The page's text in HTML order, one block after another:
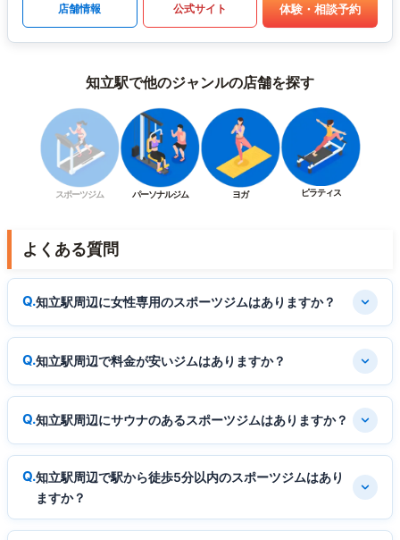
店舗情報 公式サイト 体験・相談予約
知立駅で他のジャンルの店舗を探す
スポーツジム パーソナルジム ヨガ ピラティス
よくある質問
知立駅周辺に女性専用のスポーツジムはありますか？
知立駅周辺で料金が安いジムはありますか？
知立駅周辺にサウナのあるスポーツジムはありますか？
知立駅周辺で駅から徒歩5分以内のスポーツジムはあり
ますか？